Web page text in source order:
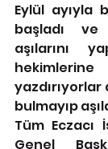
Eylül ayıyla
başladı
aşılarını
bulmayıp
Tüm Eczacı
Genel